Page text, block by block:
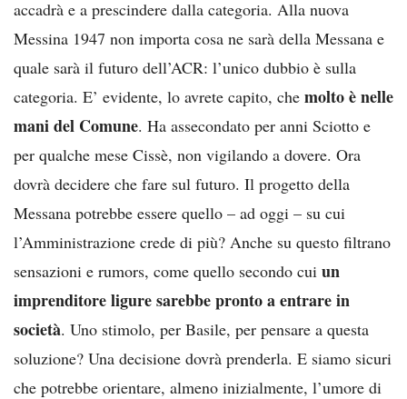
accadrà e a prescindere dalla categoria. Alla nuova
Messina 1947 non importa cosa ne sarà della Messana e
quale sarà il futuro dell’ACR: l’unico dubbio è sulla
categoria. E’ evidente, lo avrete capito, che molto è nelle
mani del Comune. Ha assecondato per anni Sciotto e
per qualche mese Cissè, non vigilando a dovere. Ora
dovrà decidere che fare sul futuro. Il progetto della
Messana potrebbe essere quello – ad oggi – su cui
l’Amministrazione crede di più? Anche su questo filtrano
sensazioni e rumors, come quello secondo cui un
imprenditore ligure sarebbe pronto a entrare in
società. Uno stimolo, per Basile, per pensare a questa
soluzione? Una decisione dovrà prenderla. E siamo sicuri
che potrebbe orientare, almeno inizialmente, l’umore di